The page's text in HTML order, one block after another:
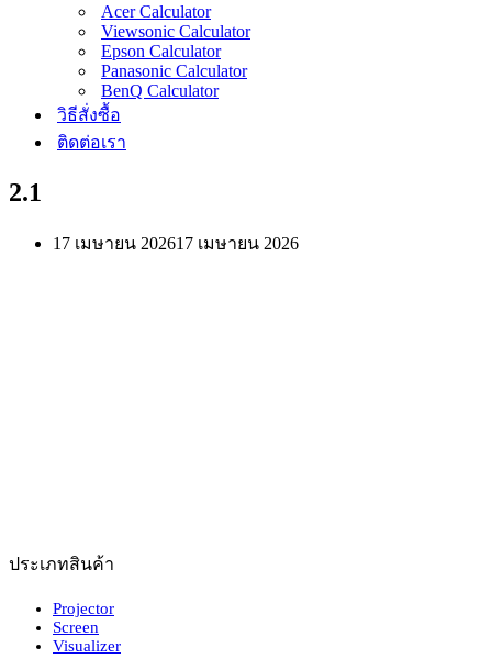
Acer Calculator
Viewsonic Calculator
Epson Calculator
Panasonic Calculator
BenQ Calculator
วิธีสั่งซื้อ
ติดต่อเรา
2.1
17 เมษายน 202617 เมษายน 2026
ประเภทสินค้า
Projector
Screen
Visualizer